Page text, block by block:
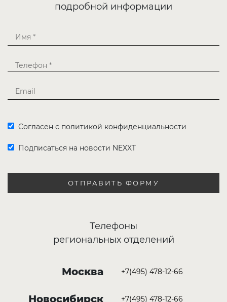
подробной информации
Согласен с политикой конфиденциальности
Подписаться на новости NEXXT
ОТПРАВИТЬ ФОРМУ
Телефоны
региональных отделений
Москва +7(495) 478-12-66
Новосибирск +7(495) 478-12-66